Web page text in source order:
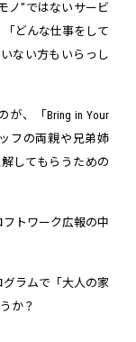
ノ”ではないサービ
どんな仕事をして
ない方もいらっし
が、「Bring in Your
ッフの両親や兄弟姉
してもらうための
フトワーク広報の中
グラムで「大人の家
か？